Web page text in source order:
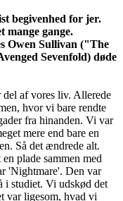
begivenhed for jer.
mange gange.
Owen Sullivan ("The
Sevenfold) døde
af vores liv. Allerede
hvor vi bare rendte
fra hinanden. Vi var
mere end bare en
Så det ændrede alt.
plade sammen med
'Nightmare'. Den var
i studiet. Vi udskød det
var ligesom, hvad vi